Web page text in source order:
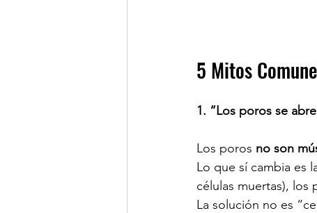
5 Mitos
1. “Los poros se
Los poros no son
Lo que sí cambia es
células muertas), los
La solución no es